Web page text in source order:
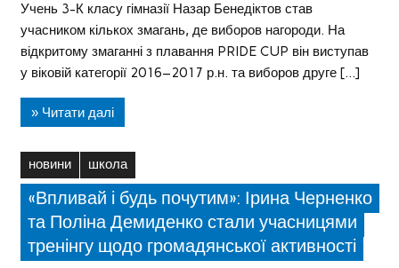
Учень 3-К класу гімназії Назар Бенедіктов став
учасником кількох змагань, де виборов нагороди. На
відкритому змаганні з плавання PRIDE CUP він виступав
у віковій категорії 2016–2017 р.н. та виборов друге […]
» Читати далі
новини школа
«Впливай і будь почутим»: Ірина Черненко
та Поліна Демиденко стали учасницями
тренінгу щодо громадянської активності